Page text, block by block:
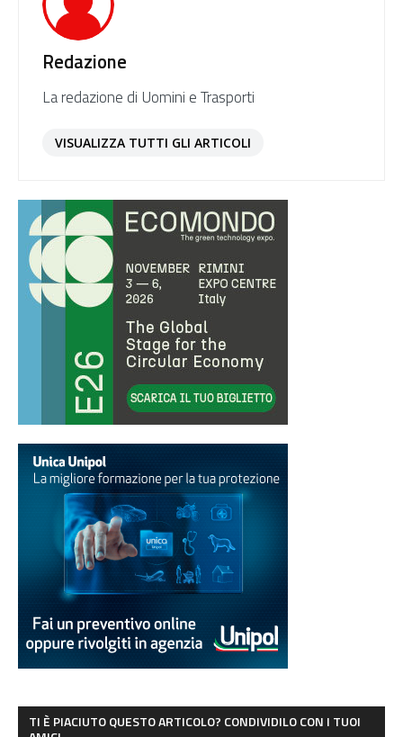
Redazione
La redazione di Uomini e Trasporti
VISUALIZZA TUTTI GLI ARTICOLI
TI È PIACIUTO QUESTO ARTICOLO? CONDIVIDILO CON I TUOI